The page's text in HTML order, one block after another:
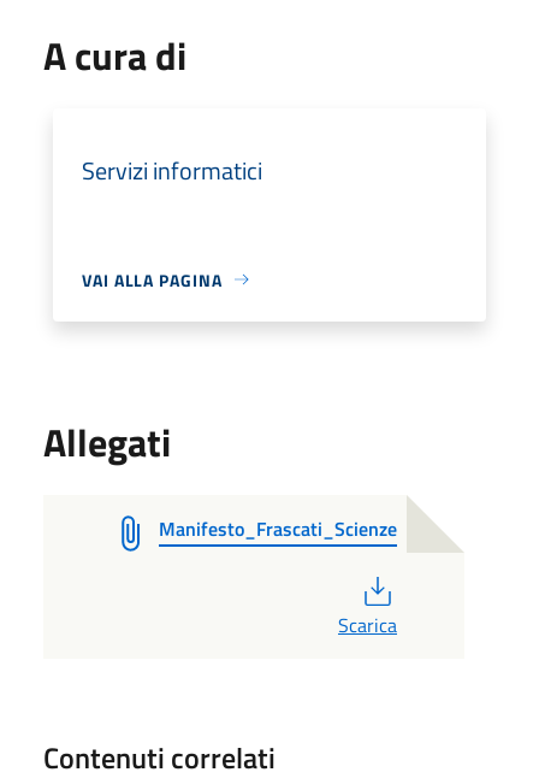
A cura di
Servizi informatici
VAI ALLA PAGINA
Allegati
Manifesto_Frascati_Scienze
Scarica
Contenuti correlati